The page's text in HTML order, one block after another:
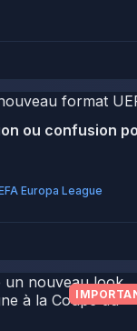
ou confusion
Europa League